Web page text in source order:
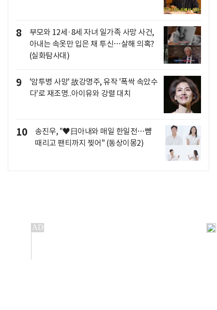
8
부모와 12세·8세 자녀 일가족 사망 사건,
아내는 속옷만 입은 채 투신…살해 의혹?
(실화탐사대)
9
'암투병 사망' 故강명주, 유작 '폭싹 속았수
다'로 재조명..아이유와 강렬 대치
10
송진우, "♥日아내와 매일 한일전…뺨
때리고 팬티까지 찢어" (동상이몽2)